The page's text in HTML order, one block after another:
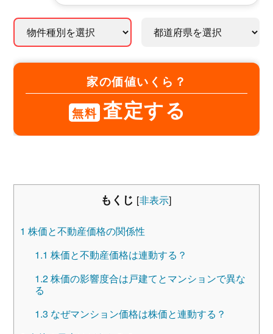
家の価値いくら？
無料 査定する
もくじ [非表示]
1 株価と不動産価格の関係性
1.1 株価と不動産価格は連動する？
1.2株価の影響度合は戸建てとマンションで異な
る
1.3 なぜマンション価格は株価と連動する？